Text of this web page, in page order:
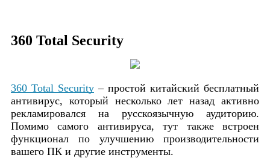
360 Total Security
360 Total Security – простой китайский бесплатный
антивирус, который несколько лет назад активно
рекламировался на русскоязычную аудиторию.
Помимо самого антивируса, тут также встроен
функционал по улучшению производительности
вашего ПК и другие инструменты.